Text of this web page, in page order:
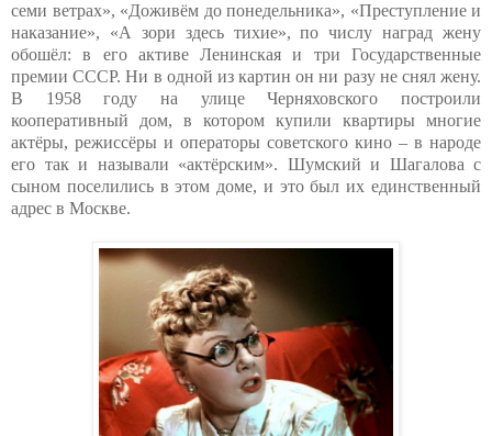
семи ветрах», «Доживём до понедельника», «Преступление и
наказание», «А зори здесь тихие», по числу наград жену
обошёл: в его активе Ленинская и три Государственные
премии СССР. Ни в одной из картин он ни разу не снял жену.
В 1958 году на улице Черняховского построили
кооперативный дом, в котором купили квартиры многие
актёры, режиссёры и операторы советского кино – в народе
его так и называли «актёрским». Шумский и Шагалова с
сыном поселились в этом доме, и это был их единственный
адрес в Москве.